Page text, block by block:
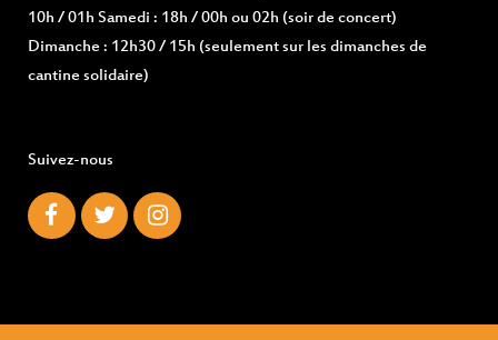
10h / 01h Samedi : 18h / 00h ou 02h (soir de concert)
Dimanche : 12h30 / 15h (seulement sur les dimanches de
cantine solidaire)
Suivez-nous